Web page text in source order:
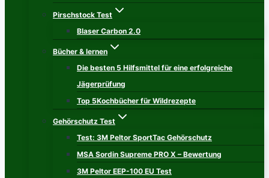
Pirschstock Test
Blaser Carbon 2.0
Bücher & lernen
Die besten 5 Hilfsmittel für eine erfolgreiche
Jägerprüfung
Top 5Kochbücher für Wildrezepte
Gehörschutz Test
Test: 3M Peltor SportTac Gehörschutz
MSA Sordin Supreme PRO X – Bewertung
3M Peltor EEP-100 EU Test